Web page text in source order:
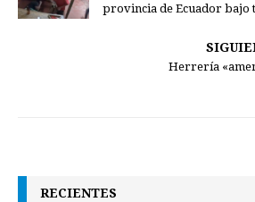
provincia de Ecuador bajo
Herrería
RECIENTES